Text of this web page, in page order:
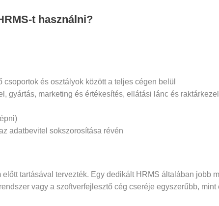
t használni?
és osztályok között a teljes cégen belül
gyártás, marketing és értékesítés, ellátási lánc és
adatbevitel sokszorosítása révén
tartásával tervezték. Egy dedikált HRMS általában jobb
vagy a szoftverfejlesztő cég cseréje egyszerűbb,